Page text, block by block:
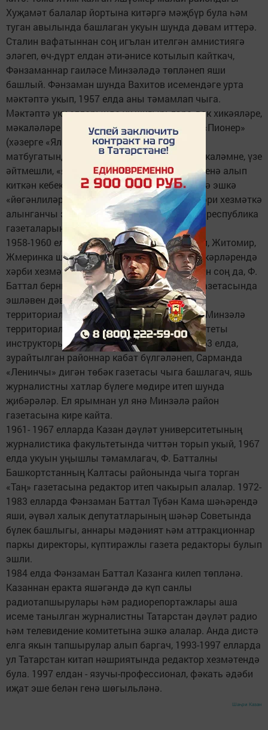
Хуҗамәт балалар йортына китәргә мәҗбүр була һәм
туган авылында башлаган укуын шунда дәвам иттерә.
Сталин вафатыннан соң игълан ителгән амнистиягә
эләгеп, өч-дүрт елдан әти-әнисе котылып кайткач,
Фәнзаманнар гаиләсе Минзәләдә төпләнеп яши
башлый. Фәнзаман шунда Вахитов исемендәге урта
мәктәптә укып, 1957 елда аны тәмамлап чыга.
Мәктәптә уку елларында ук шигырьләре, вак хикәяләре,
мәкаләләре белән район газетасында һәм «Пионер»
(хәзерге «Ялкын»), «Чаян» кебек республика
матбугатында исеме күренә башлаган яшь каләмне, үзе
әйтмешли, «яшь тайны йөгәнләп, колхоз эшенә алып
киткән кебек», район газетасы редакциясенә эшкә
«йөгәнлиләр». Анда ул бер ел чамасы, гаскәри хезмәткә
алынганчы эшли, актив рәвештә төбәк һәм республика
газеталарында языша.
1958-1960 елларда Украинаның Хмельницки, Житомир,
Жмеринка шәһәрләрендәге артиллерия гаскәрләрендә
хәрби хезмәт мөддәтен тутырып кайтканнан соң да, Ф.
Баттал берникадәр вакыт Минзәлә район газетасында
эшләвен дәвам иттерә; берара, республика
территориаль зоналарга бүленгән елларда, Минзәлә
территориаль зонасында ВЛКСМ өлкә комитеты
инструкторы вазифаларын да башкара. 1963 елда,
зурайтылган районнар кабат бүлгәләнеп, Сарманда
«Ленинчы» дигән төбәк газетасы чыга башлагач, яшь
журналистны хатлар бүлеге мөдире итеп шунда
җибәрәләр. Ел ярымнан ул янә Минзәлә район
газетасына кире кайта.
1961- 1967 елларда Казан дәүләт университетының
журналистика факультетында читтән торып укый, 1967
елда укуын уңышлы тәмамлагач, Ф. Батталны
Башкортстанның Калтасы районында чыга торган
«Таң» газетасына редактор итеп чакырып алалар. 1972-
1983 елларда Фәнзаман Баттал Түбән Кама шәһәрендә
яши, әүвәл халык депутатларының шәһәр Советында
бүлек башлыгы, аннары мәдәният һәм аттракционнар
паркы директоры, күптиражлы газета редакторы булып
эшли.
1984 елда Фәнзаман Баттал Казанга килеп төпләнә.
Казаннан еракта яшәгәндә дә күп санлы
радиотапшырулары һәм радиорепортажлары аша
исеме танылган журналистны Татарстан дәүләт радио
һәм телевидение комитетына эшкә алалар. Анда дистә
елга якын тапшырулар алып баргач, 1993-1997 елларда
ул Татарстан китап нәшриятында редактор хезмәтендә
була. 1997 елдан - язучы-профессионал, фәкать әдәби
иҗат эше белән генә шөгыльләнә.
Шәһри Казан